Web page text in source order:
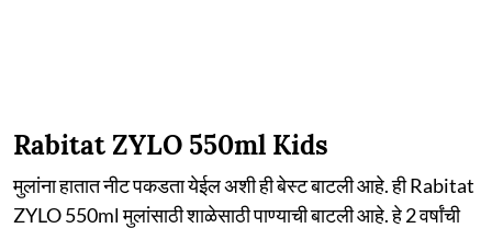
Rabitat ZYLO 550ml Kids
मुलांना हातात नीट पकडता येईल अशी ही बेस्ट बाटली आहे. ही Rabitat
ZYLO 550ml मुलांसाठी शाळेसाठी पाण्याची बाटली आहे. हे 2 वर्षांची